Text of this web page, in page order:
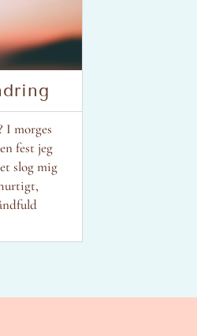
I morges
fest jeg
slog mig